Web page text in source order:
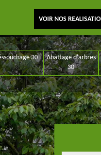
VOIR NOS
30
Abattage d'arbres
30